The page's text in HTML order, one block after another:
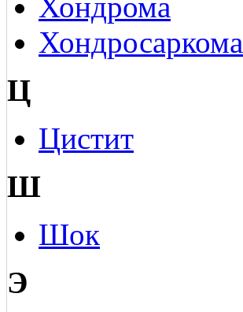
Хондросаркома
Ц
Цистит
Ш
Шок
Э